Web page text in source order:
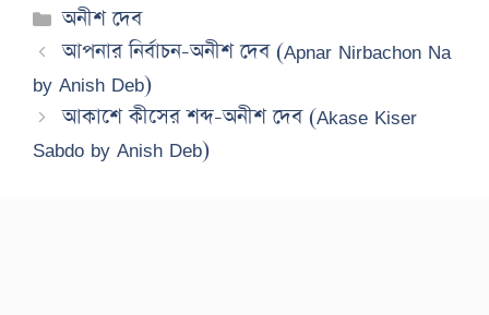
Categories
অনীশ দেব
আপনার নির্বাচন-অনীশ দেব (Apnar Nirbachon Na
by Anish Deb)
আকাশে কীসের শব্দ-অনীশ দেব (Akase Kiser
Sabdo by Anish Deb)